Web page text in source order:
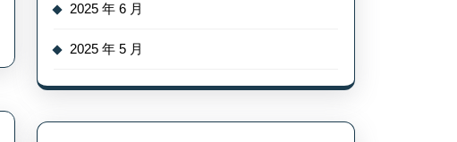
2025 年 6 月
2025 年 5 月